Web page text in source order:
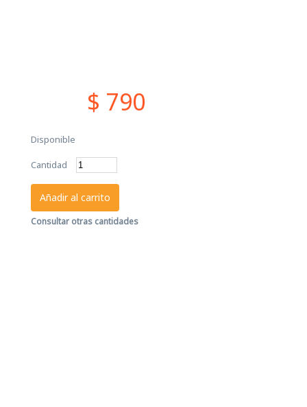
$ 790
Disponible
Cantidad
Añadir al carrito
Consultar otras cantidades